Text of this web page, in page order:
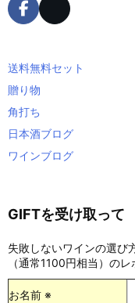
送料無料セット
贈り物
角打ち
日本酒ブログ
ワインブログ
GIFTを受け取って
失敗しないワインの選
（通常1100円相当）の
お名前 ※